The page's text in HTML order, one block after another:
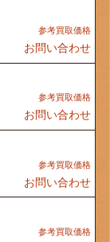
お問い合わせ
お問い合わせ
お問い合わせ